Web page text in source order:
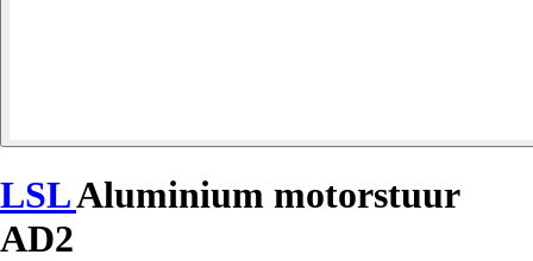
LSLAluminium motorstuur
AD2